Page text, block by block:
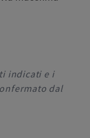
indicati e i
dal